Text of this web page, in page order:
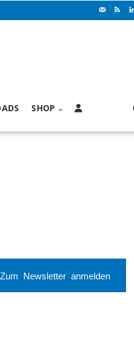
SHOP
Zum Newsletter anmelden